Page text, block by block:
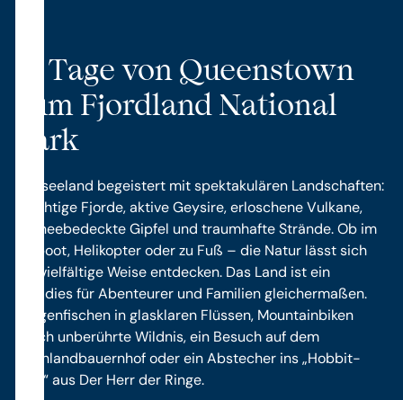
13 Tage von Queenstown
zum Fjordland National
Park
Neuseeland begeistert mit spektakulären Landschaften:
mächtige Fjorde, aktive Geysire, erloschene Vulkane,
schneebedeckte Gipfel und traumhafte Strände. Ob im
Jetboot, Helikopter oder zu Fuß – die Natur lässt sich
auf vielfältige Weise entdecken. Das Land ist ein
Paradies für Abenteurer und Familien gleichermaßen.
Fliegenfischen in glasklaren Flüssen, Mountainbiken
durch unberührte Wildnis, ein Besuch auf dem
Hochlandbauernhof oder ein Abstecher ins „Hobbit-
Dorf“ aus Der Herr der Ringe.